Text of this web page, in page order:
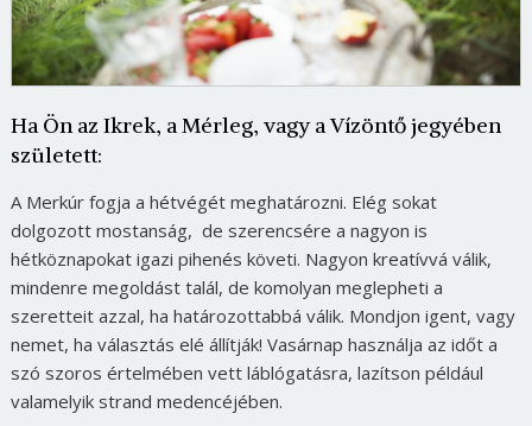
Ha Ön az Ikrek, a Mérleg, vagy a Vízöntő jegyében
született:
A Merkúr fogja a hétvégét meghatározni. Elég sokat
dolgozott mostanság, de szerencsére a nagyon is
hétköznapokat igazi pihenés követi. Nagyon kreatívvá válik,
mindenre megoldást talál, de komolyan meglepheti a
szeretteit azzal, ha határozottabbá válik. Mondjon igent, vagy
nemet, ha választás elé állítják! Vasárnap használja az időt a
szó szoros értelmében vett láblógatásra, lazítson például
valamelyik strand medencéjében.